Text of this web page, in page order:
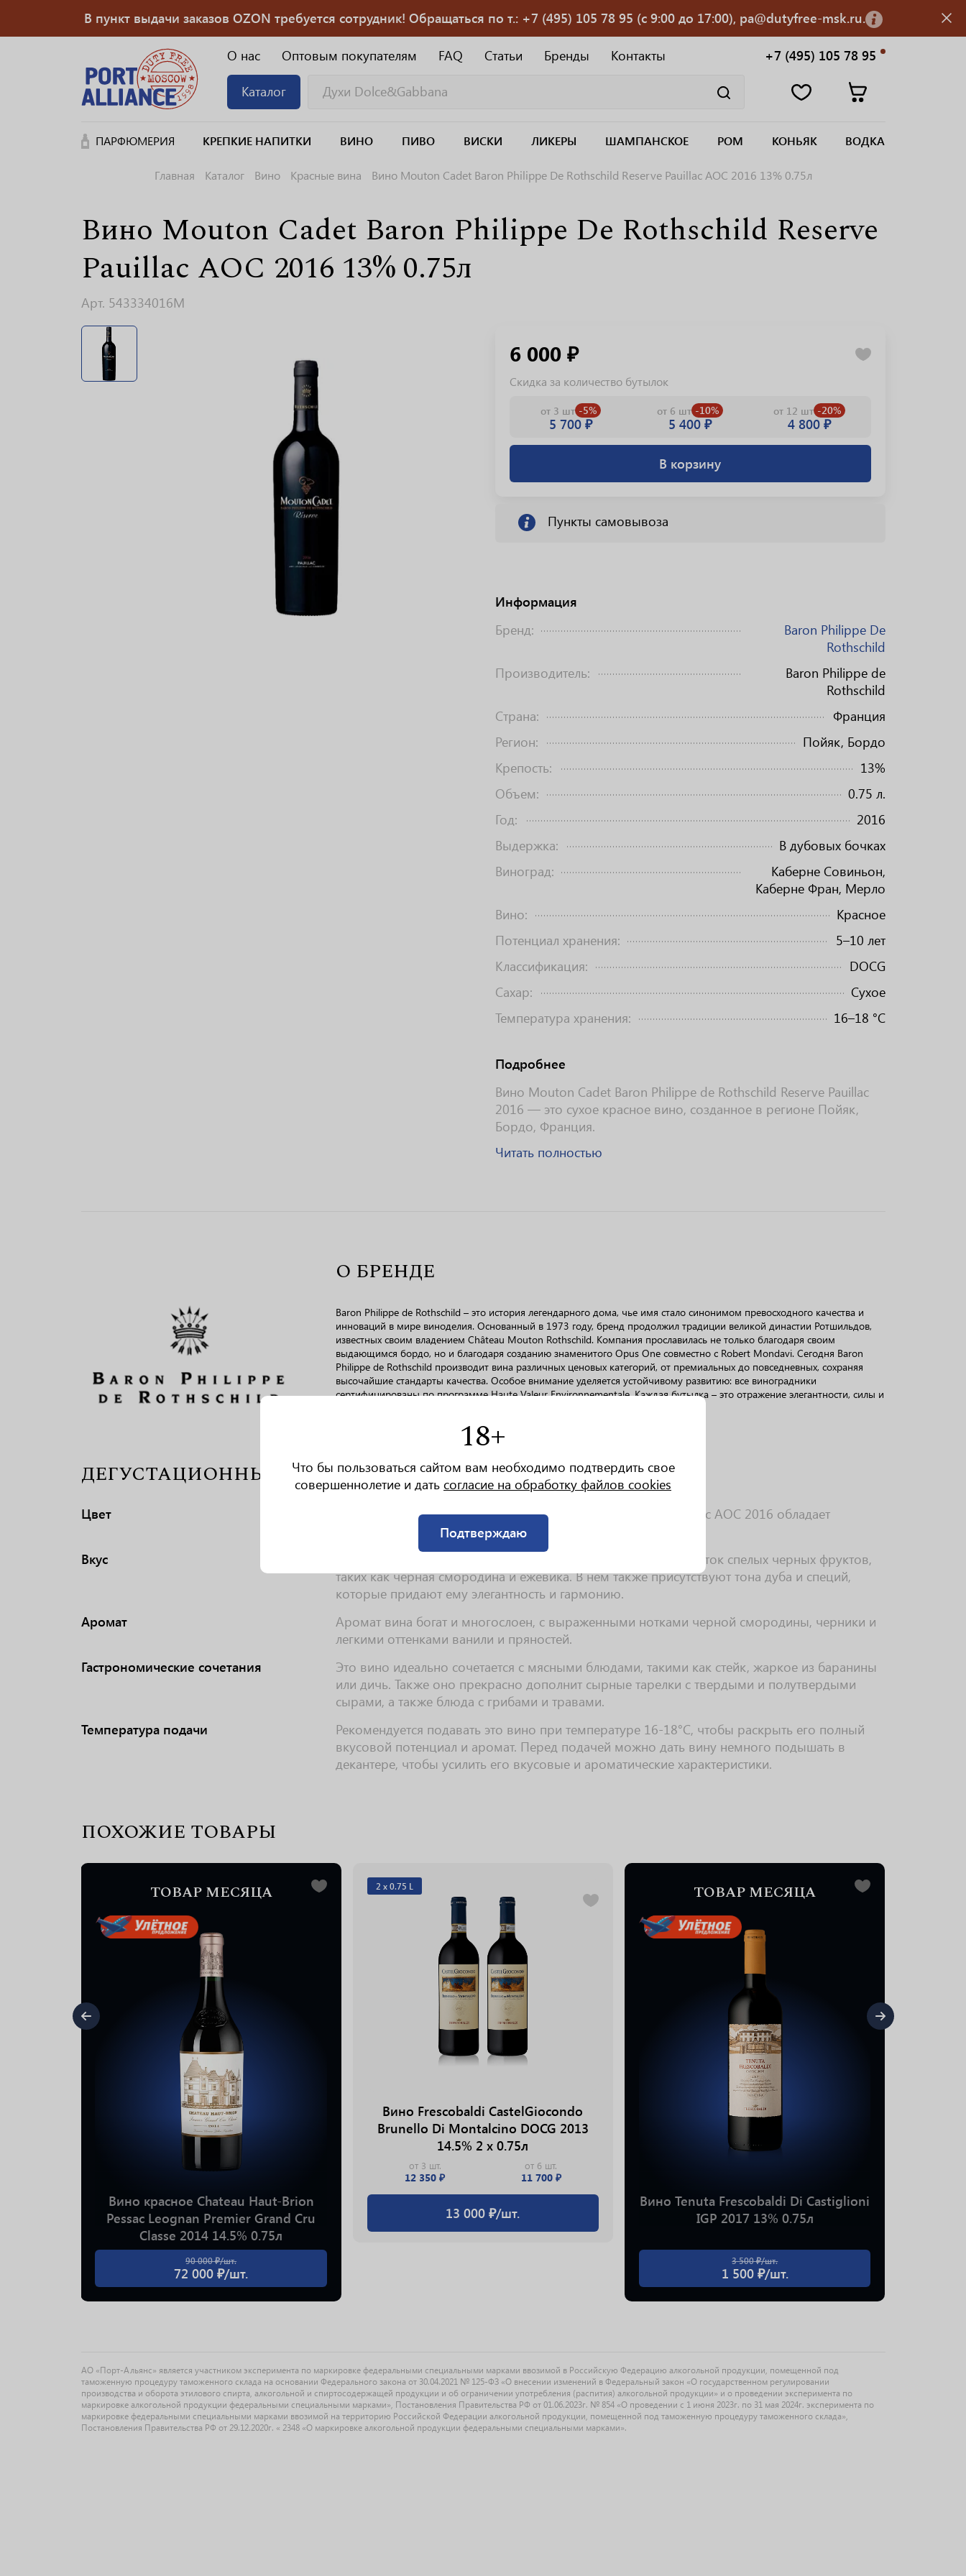
18+
Что бы пользоваться сайтом вам необходимо подтвердить свое
совершеннолетие и дать согласие на обработку файлов cookies
Подтверждаю
В пункт выдачи заказов OZON требуется сотрудник! Обращаться по т.: +7 (495) 105 78 95 (с 9:00 до 17:00), pa@dutyfree-msk.ru.
О нас Оптовым покупателям FAQ Статьи Бренды Контакты +7 (495) 105 78 95
Каталог
ПАРФЮМЕРИЯ КРЕПКИЕ НАПИТКИ ВИНО ПИВО ВИСКИ ЛИКЕРЫ ШАМПАНСКОЕ РОМ КОНЬЯК ВОДКА
Главная Каталог Вино Красные вина Вино Mouton Cadet Baron Philippe De Rothschild Reserve Pauillac АОС 2016 13% 0.75л
Вино Mouton Cadet Baron Philippe De Rothschild Reserve
Pauillac АОС 2016 13% 0.75л
Арт. 543334016M
Информация
Бренд:
Baron Philippe De
Rothschild
Производитель:
Baron Philippe de
Rothschild
Страна:
Франция
Регион:
Пойяк, Бордо
Крепость:
13%
Объем:
0.75 л.
Год:
2016
Выдержка:
В дубовых бочках
Виноград:
Каберне Совиньон,
Каберне Фран, Мерло
Вино:
Красное
Потенциал хранения:
5–10 лет
Классификация:
DOCG
Сахар:
Сухое
Температура хранения:
16–18 °C
Подробнее
Вино Mouton Cadet Baron Philippe de Rothschild Reserve Pauillac
2016 — это сухое красное вино, созданное в регионе Пойяк,
Бордо, Франция.
Читать полностью
6 000 ₽
Скидка за количество бутылок
от 3 шт -5%
5 700 ₽
от 6 шт -10%
5 400 ₽
от 12 шт -20%
4 800 ₽
В корзину
Пункты самовывоза
О БРЕНДЕ
Baron Philippe de Rothschild – это история легендарного дома, чье имя стало синонимом превосходного качества и
инноваций в мире виноделия. Основанный в 1973 году, бренд продолжил традиции великой династии Ротшильдов,
известных своим владением Château Mouton Rothschild. Компания прославилась не только благодаря своим
выдающимся бордо, но и благодаря созданию знаменитого Opus One совместно с Robert Mondavi. Сегодня Baron
Philippe de Rothschild производит вина различных ценовых категорий, от премиальных до повседневных, сохраняя
высочайшие стандарты качества. Особое внимание уделяется устойчивому развитию: все виноградники
сертифицированы по программе Haute Valeur Environnementale. Каждая бутылка – это отражение элегантности, силы и
ДЕГУСТАЦИОННЫЕ ХАРАКТЕРИСТИКИ
Цвет
Вино Mouton Cadet Baron Philippe De Rothschild Reserve Pauillac АОС 2016 обладает
глубоким рубиновым цветом с гранатовыми отблесками.
Вкус
Вкус этого вина насыщенный и сложный, с преобладанием ноток спелых черных фруктов,
таких как черная смородина и ежевика. В нем также присутствуют тона дуба и специй,
которые придают ему элегантность и гармонию.
Аромат
Аромат вина богат и многослоен, с выраженными нотками черной смородины, черники и
легкими оттенками ванили и пряностей.
Гастрономические сочетания
Это вино идеально сочетается с мясными блюдами, такими как стейк, жаркое из баранины
или дичь. Также оно прекрасно дополнит сырные тарелки с твердыми и полутвердыми
сырами, а также блюда с грибами и травами.
Температура подачи
Рекомендуется подавать это вино при температуре 16-18°C, чтобы раскрыть его полный
вкусовой потенциал и аромат. Перед подачей можно дать вину немного подышать в
декантере, чтобы усилить его вкусовые и ароматические характеристики.
ПОХОЖИЕ ТОВАРЫ
ТОВАР МЕСЯЦА
Вино красное Chateau Haut-Brion
Pessac Leognan Premier Grand Cru
Classe 2014 14.5% 0.75л
90 000 ₽/шт.
72 000 ₽/шт.
2 х 0.75 L
Вино Frescobaldi CastelGiocondo
Brunello Di Montalcino DOCG 2013
14.5% 2 х 0.75л
12 350 ₽
от 3 шт.
11 700 ₽
от 6 шт.
13 000 ₽/шт.
ТОВАР МЕСЯЦА
Вино Tenuta Frescobaldi Di Castiglioni
IGP 2017 13% 0.75л
3 500 ₽/шт.
1 500 ₽/шт.
АО «Порт-Альянс» является участником эксперимента по маркировке федеральными специальными марками ввозимой в Российскую Федерацию алкогольной продукции, помещенной под
таможенную процедуру таможенного склада на основании Федерального закона от 30.04.2021 № 125-ФЗ «О внесении изменений в Федеральный закон «О государственном регулировании
производства и оборота этилового спирта, алкогольной и спиртосодержащей продукции и об ограничении употребления (распития) алкогольной продукции» и о проведении эксперимента по
маркировке алкогольной продукции федеральными специальными марками», Постановления Правительства РФ от 01.06.2023г. № 854 «О проведении с 1 июня 2023г. по 31 мая 2024г. эксперимента по
маркировке федеральными специальными марками ввозимой на территорию Российской Федерации алкогольной продукции, помещенной под таможенную процедуру таможенного склада»,
Постановления Правительства РФ от 29.12.2020г. « 2348 «О маркировке алкогольной продукции федеральными специальными марками».